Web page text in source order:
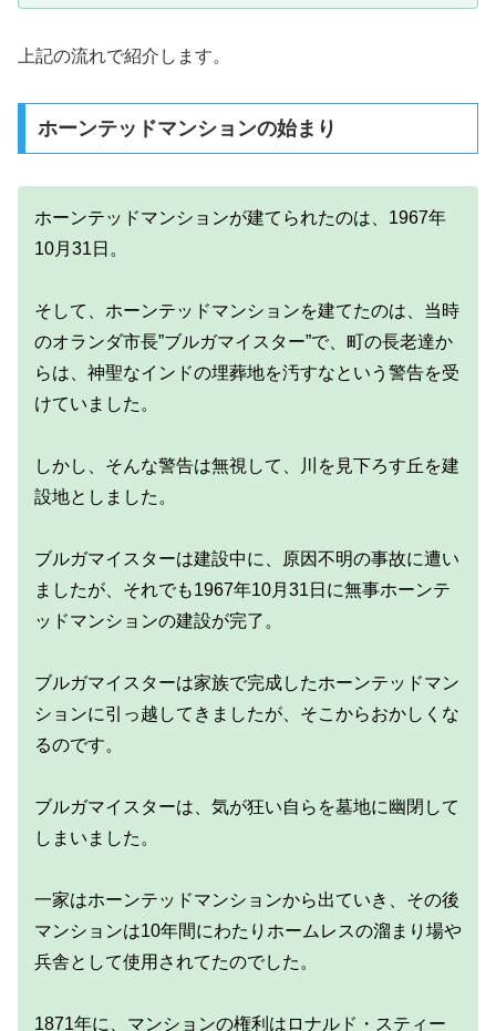
上記の流れで紹介します。
ホーンテッドマンションの始まり
ホーンテッドマンションが建てられたのは、1967年
10月31日。
そして、ホーンテッドマンションを建てたのは、当時
のオランダ市長”ブルガマイスター”で、町の長老達か
らは、神聖なインドの埋葬地を汚すなという警告を受
けていました。
しかし、そんな警告は無視して、川を見下ろす丘を建
設地としました。
ブルガマイスターは建設中に、原因不明の事故に遭い
ましたが、それでも1967年10月31日に無事ホーンテ
ッドマンションの建設が完了。
ブルガマイスターは家族で完成したホーンテッドマン
ションに引っ越してきましたが、そこからおかしくな
るのです。
ブルガマイスターは、気が狂い自らを墓地に幽閉して
しまいました。
一家はホーンテッドマンションから出ていき、その後
マンションは10年間にわたりホームレスの溜まり場や
兵舎として使用されてたのでした。
1871年に、マンションの権利はロナルド・スティー